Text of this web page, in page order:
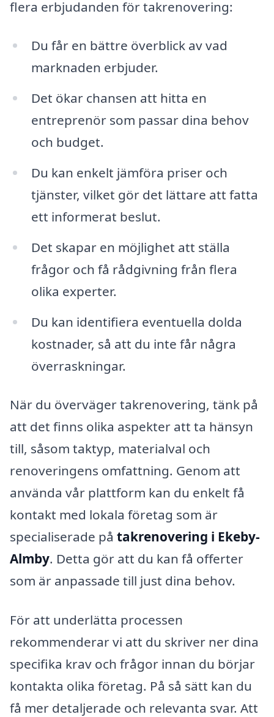
flera erbjudanden för takrenovering:
Du får en bättre överblick av vad
marknaden erbjuder.
Det ökar chansen att hitta en
entreprenör som passar dina behov
och budget.
Du kan enkelt jämföra priser och
tjänster, vilket gör det lättare att fatta
ett informerat beslut.
Det skapar en möjlighet att ställa
frågor och få rådgivning från flera
olika experter.
Du kan identifiera eventuella dolda
kostnader, så att du inte får några
överraskningar.
När du överväger takrenovering, tänk på
att det finns olika aspekter att ta hänsyn
till, såsom taktyp, materialval och
renoveringens omfattning. Genom att
använda vår plattform kan du enkelt få
kontakt med lokala företag som är
specialiserade på takrenovering i Ekeby-
Almby. Detta gör att du kan få offerter
som är anpassade till just dina behov.
För att underlätta processen
rekommenderar vi att du skriver ner dina
specifika krav och frågor innan du börjar
kontakta olika företag. På så sätt kan du
få mer detaljerade och relevanta svar. Att